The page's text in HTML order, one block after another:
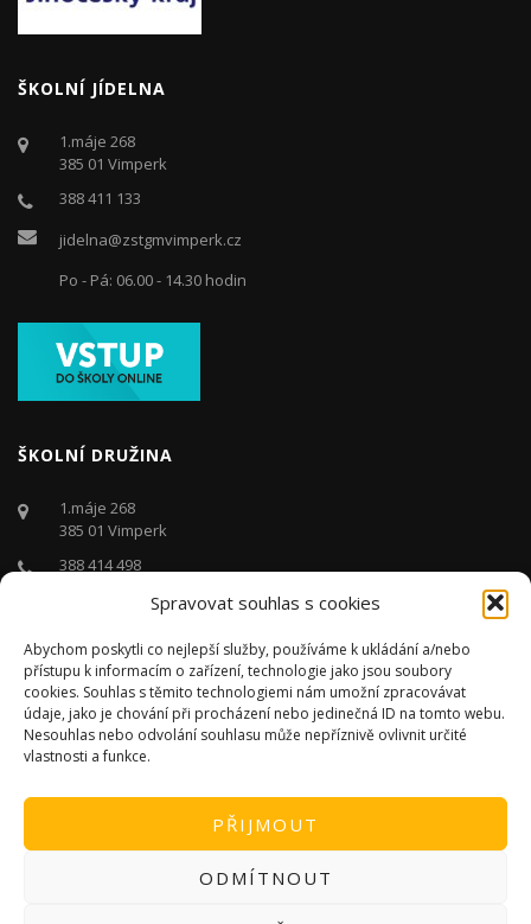
Spravovat souhlas s cookies
Abychom poskytli co nejlepší služby, používáme k ukládání a/nebo
přístupu k informacím o zařízení, technologie jako jsou soubory
cookies. Souhlas s těmito technologiemi nám umožní zpracovávat
údaje, jako je chování při procházení nebo jedinečná ID na tomto webu.
Nesouhlas nebo odvolání souhlasu může nepříznivě ovlivnit určité
vlastnosti a funkce.
PŘIJMOUT
ODMÍTNOUT
ŠKOLNÍ JÍDELNA
1.máje 268
385 01 Vimperk
388 411 133
jidelna@zstgmvimperk.cz
Po - Pá: 06.00 - 14.30 hodin
ŠKOLNÍ DRUŽINA
1.máje 268
385 01 Vimperk
388 414 498
druzina@zstgmvimperk.cz
Po - Pá: 06.00 - 16:00 hodin